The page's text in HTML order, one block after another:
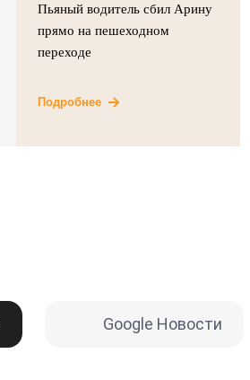
Пьяный водитель сбил Арину
прямо на пешеходном
переходе
Подробнее
Google Новости